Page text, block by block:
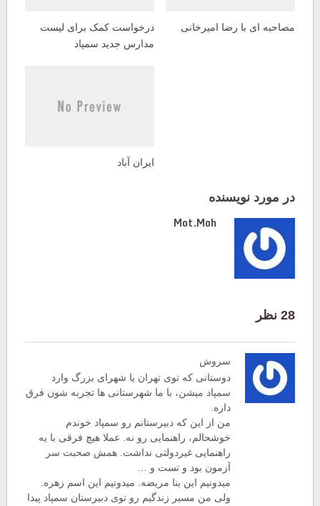
درخواست کمک برای لیست
مدارس جدید سمپاد
مصاحبه‌ ای با رضا امیرخانی
ایران آباد
در مورد نویسنده
Mot.moh
28 نظر
سروش
دوستانی که توی تهران یا شهرای بزرگ وارد
سمپاد میشن، با ما شهرستانی ها تجربه شون فرق
داره.
من از این که دبیرستانم رو سمپاد خوندم
خوشحالم، راهنمایی رو نه. عملا هیچ فرقی با یه
راهنمایی غیردولتی نداشت. همش صحبت سر
آزمون بود و تست و …
میدونیم این بنا مریضه. میدونیم این اسم زهره.
ولی من مسیر زندگیم رو توی دبیرستان سمپاد پیدا